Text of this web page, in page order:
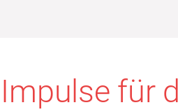
Impulse für